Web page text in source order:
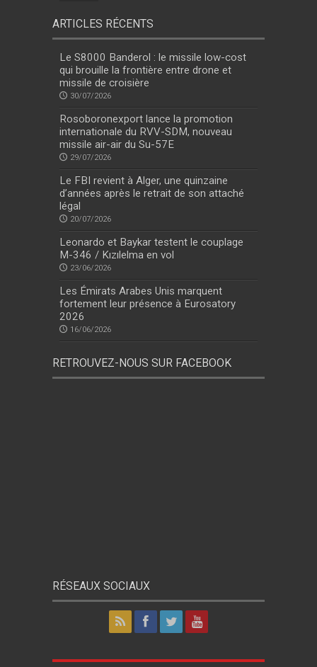
ARTICLES RÉCENTS
Le S8000 Banderol : le missile low-cost
qui brouille la frontière entre drone et
missile de croisière
30/07/2026
Rosoboronexport lance la promotion
internationale du RVV-SDM, nouveau
missile air-air du Su-57E
29/07/2026
Le FBI revient à Alger, une quinzaine
d’années après le retrait de son attaché
légal
20/07/2026
Leonardo et Baykar testent le couplage
M-346 / Kızılelma en vol
23/06/2026
Les Émirats Arabes Unis marquent
fortement leur présence à Eurosatory
2026
16/06/2026
RETROUVEZ-NOUS SUR FACEBOOK
RÉSEAUX SOCIAUX